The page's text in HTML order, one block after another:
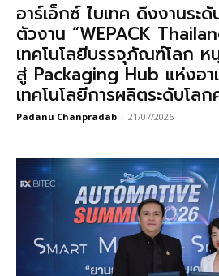
อาร์เอ็กซ์ ไบเทค ดึงงานระ
ตัวงาน “WEPACK
เทคโนโลยีบรรจุภัณฑ์โลก ห
สู่ Packaging Hub แห่งอา
เทคโนโลยีการผลิตระดับโล
Padanu Chanpradab - 21/07/2026